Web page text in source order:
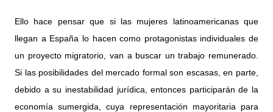
Ello hace pensar que si las mujeres latinoamericanas que
llegan a España lo hacen como protagonistas individuales de
un proyecto migratorio, van a buscar un trabajo remunerado.
Si las posibilidades del mercado formal son escasas, en parte,
debido a su inestabilidad jurídica, entonces participarán de la
economía sumergida, cuya representación mayoritaria para